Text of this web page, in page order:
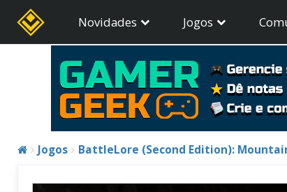
Novidades Jogos
Jogos BattleLore (Second Edition):